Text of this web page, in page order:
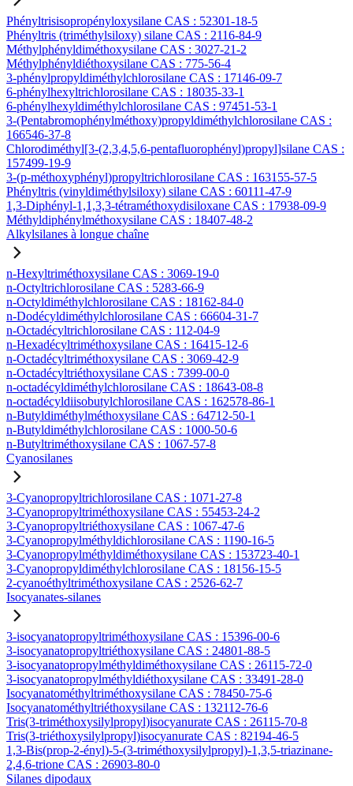
Phényltrisisopropényloxysilane CAS : 52301-18-5
Phényltris (triméthylsiloxy) silane CAS : 2116-84-9
Méthylphényldiméthoxysilane CAS : 3027-21-2
Méthylphényldiéthoxysilane CAS : 775-56-4
3-phénylpropyldiméthylchlorosilane CAS : 17146-09-7
6-phénylhexyltrichlorosilane CAS : 18035-33-1
6-phénylhexyldiméthylchlorosilane CAS : 97451-53-1
3-(Pentabromophénylméthoxy)propyldiméthylchlorosilane CAS :
166546-37-8
Chlorodiméthyl[3-(2,3,4,5,6-pentafluorophényl)propyl]silane CAS :
157499-19-9
3-(p-méthoxyphényl)propyltrichlorosilane CAS : 163155-57-5
Phényltris (vinyldiméthylsiloxy) silane CAS : 60111-47-9
1,3-Diphényl-1,1,3,3-tétraméthoxydisiloxane CAS : 17938-09-9
Méthyldiphénylméthoxysilane CAS : 18407-48-2
Alkylsilanes à longue chaîne
n-Hexyltriméthoxysilane CAS : 3069-19-0
n-Octyltrichlorosilane CAS : 5283-66-9
n-Octyldiméthylchlorosilane CAS : 18162-84-0
n-Dodécyldiméthylchlorosilane CAS : 66604-31-7
n-Octadécyltrichlorosilane CAS : 112-04-9
n-Hexadécyltriméthoxysilane CAS : 16415-12-6
n-Octadécyltriméthoxysilane CAS : 3069-42-9
n-Octadécyltriéthoxysilane CAS : 7399-00-0
n-octadécyldiméthylchlorosilane CAS : 18643-08-8
n-octadécyldiisobutylchlorosilane CAS : 162578-86-1
n-Butyldiméthylméthoxysilane CAS : 64712-50-1
n-Butyldiméthylchlorosilane CAS : 1000-50-6
n-Butyltriméthoxysilane CAS : 1067-57-8
Cyanosilanes
3-Cyanopropyltrichlorosilane CAS : 1071-27-8
3-Cyanopropyltriméthoxysilane CAS : 55453-24-2
3-Cyanopropyltriéthoxysilane CAS : 1067-47-6
3-Cyanopropylméthyldichlorosilane CAS : 1190-16-5
3-Cyanopropylméthyldiméthoxysilane CAS : 153723-40-1
3-Cyanopropyldiméthylchlorosilane CAS : 18156-15-5
2-cyanoéthyltriméthoxysilane CAS : 2526-62-7
Isocyanates-silanes
3-isocyanatopropyltriméthoxysilane CAS : 15396-00-6
3-isocyanatopropyltriéthoxysilane CAS : 24801-88-5
3-isocyanatopropylméthyldiméthoxysilane CAS : 26115-72-0
3-isocyanatopropylméthyldiéthoxysilane CAS : 33491-28-0
Isocyanatométhyltriméthoxysilane CAS : 78450-75-6
Isocyanatométhyltriéthoxysilane CAS : 132112-76-6
Tris(3-triméthoxysilylpropyl)isocyanurate CAS : 26115-70-8
Tris(3-triéthoxysilylpropyl)isocyanurate CAS : 82194-46-5
1,3-Bis(prop-2-ényl)-5-(3-triméthoxysilylpropyl)-1,3,5-triazinane-
2,4,6-trione CAS : 26903-80-0
Silanes dipodaux